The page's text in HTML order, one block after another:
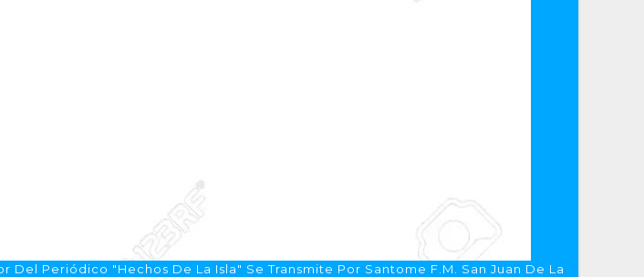
Periódico "Hechos De La Isla" Se Transmite Por Santome F.M. San Juan De La